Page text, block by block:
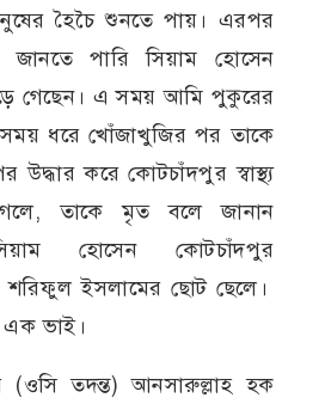
হৈচৈ শুনতে পায়। এরপর
পারি সিয়াম হোসেন
গেছেন। এ সময় আমি পুকুরের
সময় ধরে খোঁজাখুজির পর তাকে
উদ্ধার করে কোটচাঁদপুর স্বাস্থ্য
গেলে, তাকে মৃত বলে জানান
হোসেন কোটচাঁদপুর
শরিফুল ইসলামের ছোট ছেলে।
এক ভাই।
(ওসি তদন্ত) আনসারুল্লাহ হক